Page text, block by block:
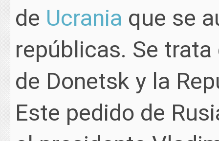
de Ucrania que se
repúblicas. Se
de Donetsk y la
Este pedido de